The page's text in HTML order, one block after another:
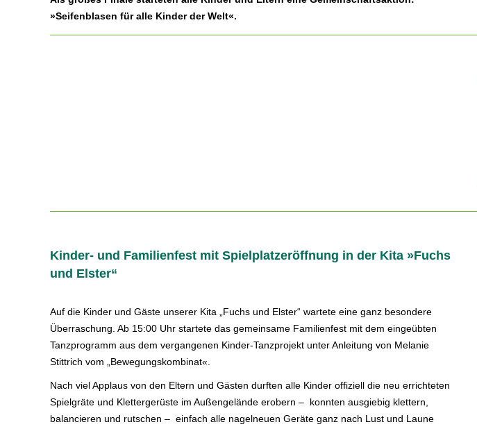
»Seifenblasen für alle Kinder der Welt«.
Kinder- und Familienfest mit Spielplatzeröffnung in der Kita »Fuchs
und Elster“
Auf die Kinder und Gäste unserer Kita „Fuchs und Elster“ wartete eine ganz besondere
Überraschung. Ab 15:00 Uhr startete das gemeinsame Familienfest mit dem eingeübten
Tanzprogramm aus dem vergangenen Kinder-Tanzprojekt unter Anleitung von Melanie
Stittrich vom „Bewegungskombinat«.
Nach viel Applaus von den Eltern und Gästen durften alle Kinder offiziell die neu errichteten
Spielgräte und Klettergerüste im Außengelände erobern – konnten ausgiebig klettern,
balancieren und rutschen – einfach alle nagelneuen Geräte ganz nach Lust und Laune